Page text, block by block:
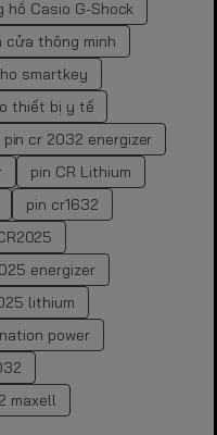
hồ Casio G-Shock
cửa thông minh
smartkey
thiết bị y tế
pin cr 2032 energizer
pin CR Lithium
pin cr1632
energizer
lithium
power
maxell